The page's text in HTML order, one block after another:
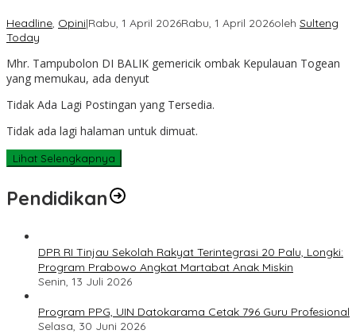
Headline, Opini|Rabu, 1 April 2026Rabu, 1 April 2026oleh Sulteng
Today
Mhr. Tampubolon DI BALIK gemericik ombak Kepulauan Togean
yang memukau, ada denyut
Tidak Ada Lagi Postingan yang Tersedia.
Tidak ada lagi halaman untuk dimuat.
Lihat Selengkapnya
Pendidikan
DPR RI Tinjau Sekolah Rakyat Terintegrasi 20 Palu, Longki:
Program Prabowo Angkat Martabat Anak Miskin
Senin, 13 Juli 2026
Program PPG, UIN Datokarama Cetak 796 Guru Profesional
Selasa, 30 Juni 2026